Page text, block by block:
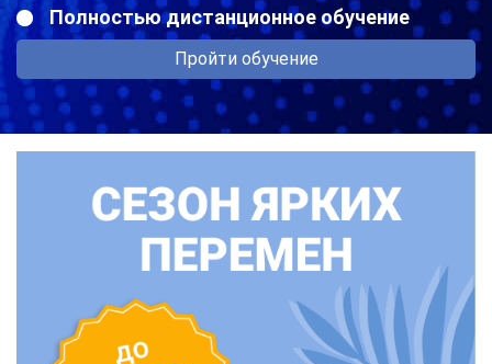
Полностью дистанционное обучение
Пройти обучение